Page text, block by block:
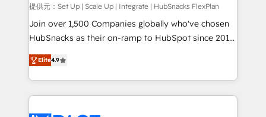
ensure revenue growth on a daily basis. So tell us
your challenge; our passionate and growth driven
team of 100+ experts is ready for you! Driving digital
提供元：Set Up | Scale Up | Integrate | HubSnacks FlexPlan
Join over 1,500 Companies globally who've chosen
HubSnacks as their on-ramp to HubSpot since 2014
Simple pay-as-you-go plans that accelerate value...
1️⃣ Set Up | Onboarding New or Check-fixing existing
HubSpot portals 2️⃣ Scale Up | 100% HubSpot Task
Execution... Global 24/7 ... All Experts 3️⃣ Integrate |
Elite4.9